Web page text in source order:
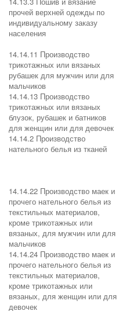
прочей верхней одежды по
индивидуальному заказу
населения
14.14.11 Производство
трикотажных или вязаных
рубашек для мужчин или для
мальчиков
14.14.13 Производство
трикотажных или вязаных
блузок, рубашек и батников
для женщин или для девочек
14.14.2 Производство
нательного белья из тканей
14.14.22 Производство маек и
прочего нательного белья из
текстильных материалов,
кроме трикотажных или
вязаных, для мужчин или для
мальчиков
14.14.24 Производство маек и
прочего нательного белья из
текстильных материалов,
кроме трикотажных или
вязаных, для женщин или для
девочек